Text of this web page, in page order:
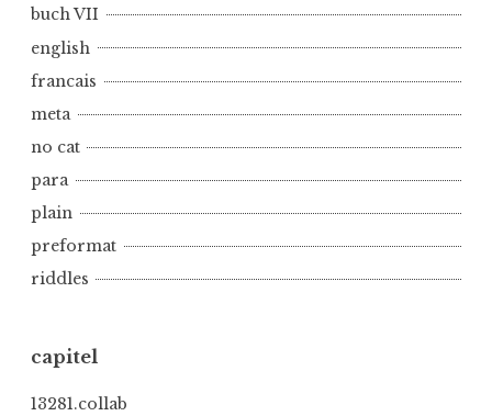
buch VII
english
francais
meta
no cat
para
plain
preformat
riddles
capitel
13281.collab